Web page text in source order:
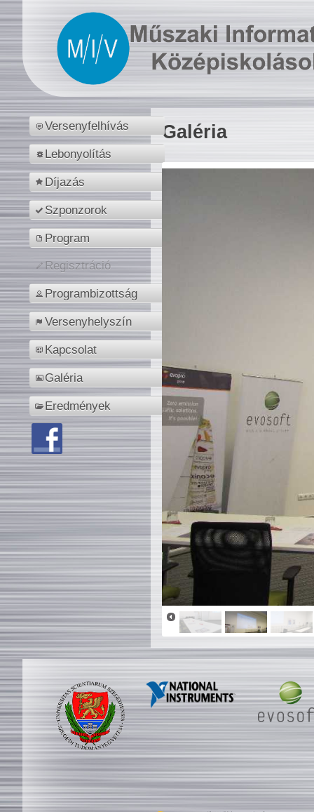
Versenyfelhívás
Lebonyolítás
Díjazás
Szponzorok
Program
Regisztráció
Programbizottság
Versenyhelyszín
Kapcsolat
Galéria
Eredmények
Galéria